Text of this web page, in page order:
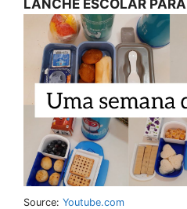
LANCHE ESCOLAR
Source: Youtube.com